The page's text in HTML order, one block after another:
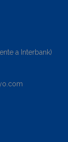
a Interbank)